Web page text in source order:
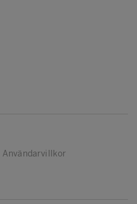
Användarvillkor